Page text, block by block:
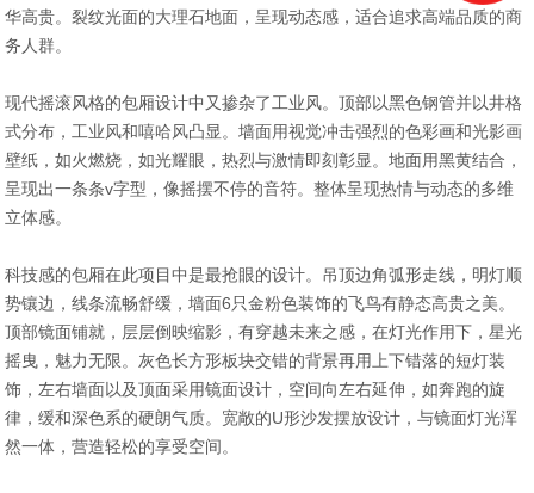
华高贵。裂纹光面的大理石地面，呈现动态感，适合追求高端品质的商
务人群。
现代摇滚风格的包厢设计中又掺杂了工业风。顶部以黑色钢管并以井格
式分布，工业风和嘻哈风凸显。墙面用视觉冲击强烈的色彩画和光影画
壁纸，如火燃烧，如光耀眼，热烈与激情即刻彰显。地面用黑黄结合，
呈现出一条条v字型，像摇摆不停的音符。整体呈现热情与动态的多维
立体感。
科技感的包厢在此项目中是最抢眼的设计。吊顶边角弧形走线，明灯顺
势镶边，线条流畅舒缓，墙面6只金粉色装饰的飞鸟有静态高贵之美。
顶部镜面铺就，层层倒映缩影，有穿越未来之感，在灯光作用下，星光
摇曳，魅力无限。灰色长方形板块交错的背景再用上下错落的短灯装
饰，左右墙面以及顶面采用镜面设计，空间向左右延伸，如奔跑的旋
律，缓和深色系的硬朗气质。宽敞的U形沙发摆放设计，与镜面灯光浑
然一体，营造轻松的享受空间。